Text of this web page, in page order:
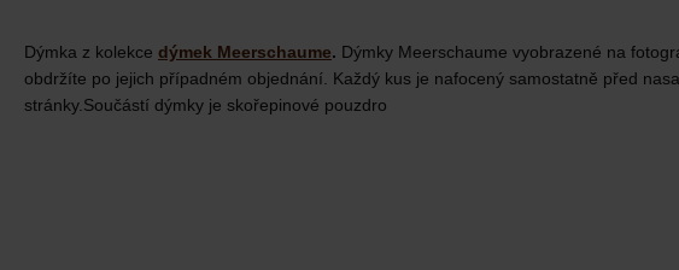
Dýmka z kolekce dýmek Meerschaume. Dýmky Meerschaume vyobrazené na
obdržíte po jejich případném objednání. Každý kus je nafocený samostatně před
stránky.Součástí dýmky je skořepinové pouzdro